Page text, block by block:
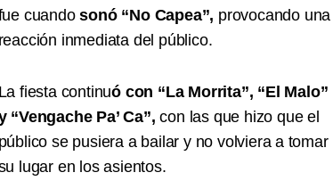
cuandosonó “No Capea”, provocando una
reacción inmediata del público.
La fiesta continuó con “La Morrita”, “El Malo”
“Vengache Pa’ Ca”,con las que hizo que el
público se pusiera a bailar y no volviera a tomar
lugar en los asientos.